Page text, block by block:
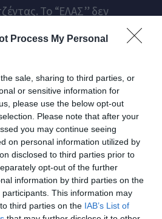
Process My Personal
sale, sharing to third parties, or
or sensitive information for
please use the below opt-out
Please note that after your
you may continue seeing
on personal information utilized by
disclosed to third parties prior to
opt-out of the further
information by third parties on the
participants. This information may
third parties on the IAB’s List of
Το “ΕΛΑΣ” δεν
και πολιτικό
προοδευτικό πολίτη,
που αναζητά μια
Το στίγμα είναι
χωρίς αποκλεισμούς
για την αριστερά που
για την πατρίδα με